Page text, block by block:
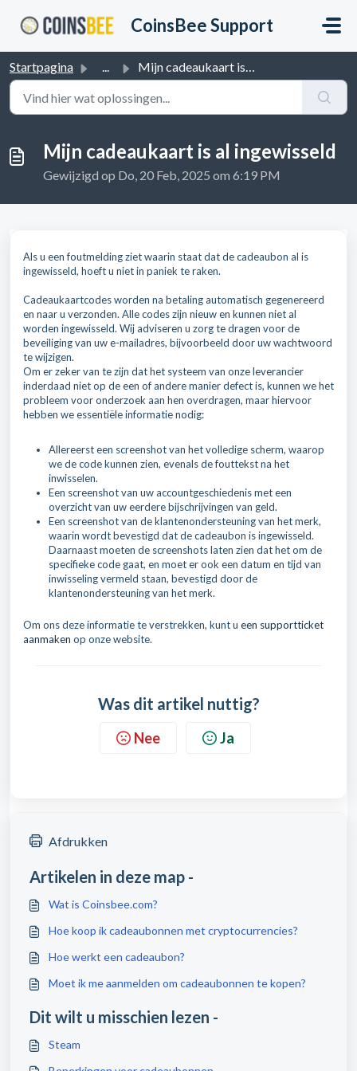
CoinsBee Support
Startpagina ... Mijn cadeaukaart is al ingewisseld
Mijn cadeaukaart is al ingewisseld
Gewijzigd op Do, 20 Feb, 2025 om 6:19 PM
Als u een foutmelding ziet waarin staat dat de cadeaubon al is
ingewisseld, hoeft u niet in paniek te raken.
Cadeaukaartcodes worden na betaling automatisch gegenereerd
en naar u verzonden. Alle codes zijn nieuw en kunnen niet al
worden ingewisseld. Wij adviseren u zorg te dragen voor de
beveiliging van uw e-mailadres, bijvoorbeeld door uw wachtwoord
te wijzigen.
Om er zeker van te zijn dat het systeem van onze leverancier
inderdaad niet op de een of andere manier defect is, kunnen we het
probleem voor onderzoek aan hen overdragen, maar hiervoor
hebben we essentiële informatie nodig:
Allereerst een screenshot van het volledige scherm, waarop
we de code kunnen zien, evenals de fouttekst na het
inwisselen.
Een screenshot van uw accountgeschiedenis met een
overzicht van uw eerdere bijschrijvingen van geld.
Een screenshot van de klantenondersteuning van het merk,
waarin wordt bevestigd dat de cadeaubon is ingewisseld.
Daarnaast moeten de screenshots laten zien dat het om de
specifieke code gaat, en moet er ook een datum en tijd van
inwisseling vermeld staan, bevestigd door de
klantenondersteuning van het merk.
Om ons deze informatie te verstrekken, kunt u een supportticket
aanmaken op onze website.
Was dit artikel nuttig?
Nee Ja
Afdrukken
Artikelen in deze map -
Wat is Coinsbee.com?
Hoe koop ik cadeaubonnen met cryptocurrencies?
Hoe werkt een cadeaubon?
Moet ik me aanmelden om cadeaubonnen te kopen?
Dit wilt u misschien lezen -
Steam